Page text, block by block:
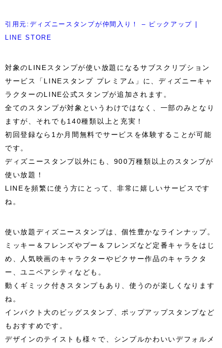
引用元:ディズニースタンプが仲間入り！ – ピックアップ |
LINE STORE
対象のLINEスタンプが使い放題になるサブスクリプション
サービス「LINEスタンプ プレミアム」に、ディズニーキャ
ラクターのLINE公式スタンプが追加されます。
全てのスタンプが対象というわけではなく、一部のみとなり
ますが、それでも140種類以上と充実！
初回登録なら1か月間無料でサービスを体験することが可能
です。
ディズニースタンプ以外にも、900万種類以上のスタンプが
使い放題！
LINEを頻繁に使う方にとって、非常に嬉しいサービスです
ね。
使い放題ディズニースタンプは、個性豊かなラインナップ。
ミッキー＆フレンズやプー＆フレンズなど定番キャラをはじ
め、人気映画のキャラクターやピクサー作品のキャラクタ
ー、ユニベアシティなども。
動くギミック付きスタンプもあり、使うのが楽しくなります
ね。
インパクト大のビッグスタンプ、ポップアップスタンプなど
もおすすめです。
デザインのテイストも様々で、シンプルかわいいデフォルメ